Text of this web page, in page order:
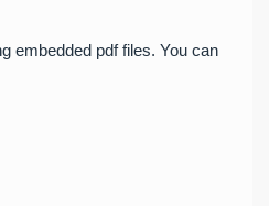
embedded pdf files. You can